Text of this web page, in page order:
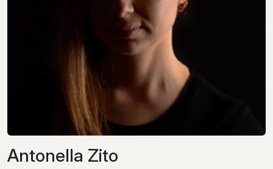
Antonella Zito